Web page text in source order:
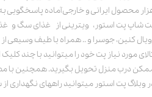
محصول ایرانی و خارجی آماده
شاپ پت استور، ویترینی از غذای سگ و
کنین، جوسرا و .. همراه با طیف وسیعی
مورد نیاز پت خود را میتوانید با چند
درب منزل تحویل بگیرید. همچنین با
وبلاگ پت استور میتوانید راههای نگهداری